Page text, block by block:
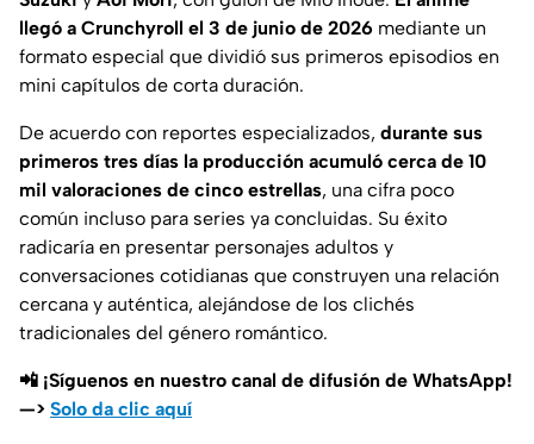
llegó a Crunchyroll el 3 de junio de 2026 mediante un
formato especial que dividió sus primeros episodios en
mini capítulos de corta duración.
De acuerdo con reportes especializados, durante sus
primeros tres días la producción acumuló cerca de 10
mil valoraciones de cinco estrellas, una cifra poco
común incluso para series ya concluidas. Su éxito
radicaría en presentar personajes adultos y
conversaciones cotidianas que construyen una relación
cercana y auténtica, alejándose de los clichés
tradicionales del género romántico.
📲 ¡Síguenos en nuestro canal de difusión de WhatsApp!
—> Solo da clic aquí